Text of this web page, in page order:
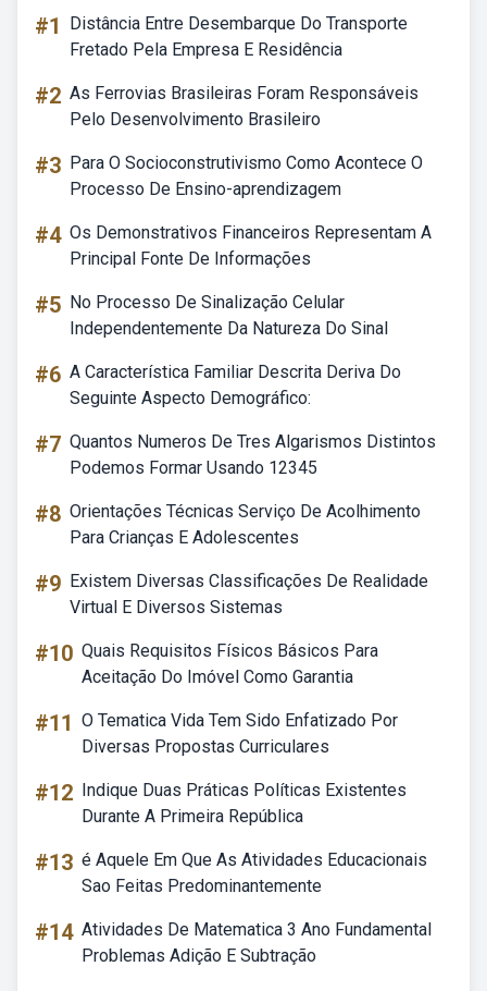
#1
Distância Entre Desembarque Do Transporte
Fretado Pela Empresa E Residência
#2 As Ferrovias Brasileiras Foram Responsáveis
Pelo Desenvolvimento Brasileiro
#3 Para O Socioconstrutivismo Como Acontece O
Processo De Ensino-aprendizagem
#4 Os Demonstrativos Financeiros Representam A
Principal Fonte De Informações
#5 No Processo De Sinalização Celular
Independentemente Da Natureza Do Sinal
#6 A Característica Familiar Descrita Deriva Do
Seguinte Aspecto Demográfico:
#7 Quantos Numeros De Tres Algarismos Distintos
Podemos Formar Usando 12345
#8 Orientações Técnicas Serviço De Acolhimento
Para Crianças E Adolescentes
#9 Existem Diversas Classificações De Realidade
Virtual E Diversos Sistemas
#10 Quais Requisitos Físicos Básicos Para
Aceitação Do Imóvel Como Garantia
#11 O Tematica Vida Tem Sido Enfatizado Por
Diversas Propostas Curriculares
#12 Indique Duas Práticas Políticas Existentes
Durante A Primeira República
#13 é Aquele Em Que As Atividades Educacionais
Sao Feitas Predominantemente
#14 Atividades De Matematica 3 Ano Fundamental
Problemas Adição E Subtração